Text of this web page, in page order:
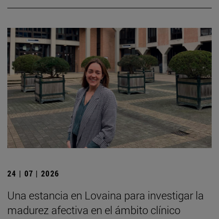
24 | 07 | 2026
Una estancia en Lovaina para investigar la
madurez afectiva en el ámbito clínico